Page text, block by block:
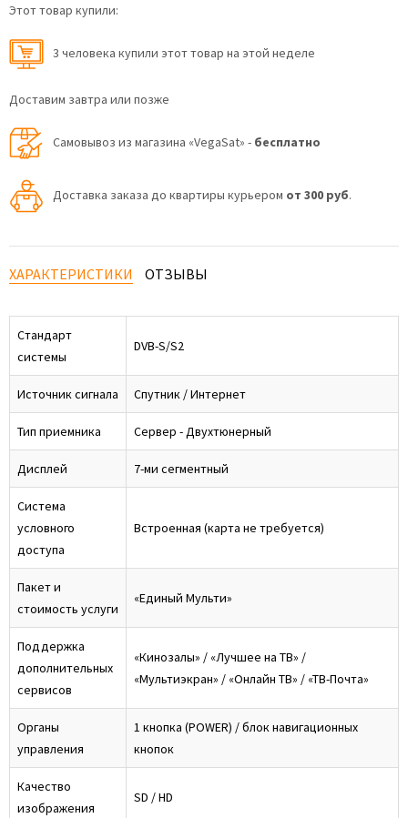
Этот товар купили:
3 человекa купили этот товар на этой неделе
Доставим завтра или позже
Самовывоз из магазина «VegaSat» - бесплатно
Доставка заказа до квартиры курьером от 300 руб.
ХАРАКТЕРИСТИКИ ОТЗЫВЫ
Стандарт
системы
DVB-S/S2
Источник сигнала Спутник / Интернет
Тип приемника Сервер - Двухтюнерный
Дисплей 7-ми сегментный
Система
условного
доступа
Встроенная (карта не требуется)
Пакет и
стоимость услуги
«Единый Мульти»
Поддержка
дополнительных
сервисов
«Кинозалы» / «Лучшее на ТВ» /
«Мультиэкран» / «Онлайн ТВ» / «ТВ-Почта»
Органы
управления
1 кнопка (POWER) / блок навигационных
кнопок
Качество
изображения
SD / HD